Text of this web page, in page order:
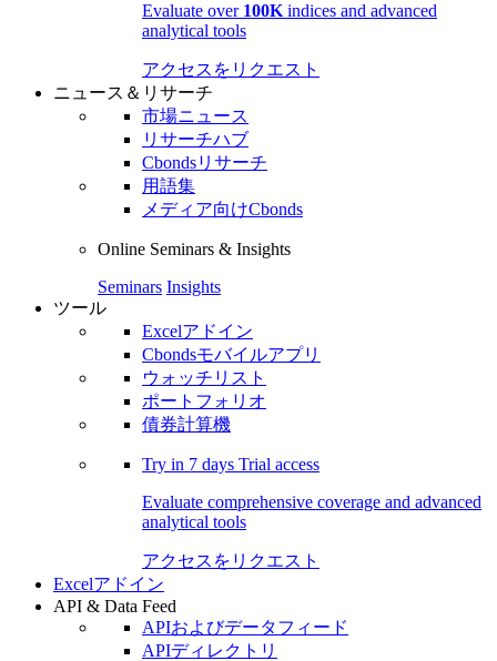
Evaluate over 100K indices and advanced
analytical tools
アクセスをリクエスト
ニュース＆リサーチ
市場ニュース
リサーチハブ
Cbondsリサーチ
用語集
メディア向けCbonds
Online Seminars & Insights
Seminars Insights
ツール
Excelアドイン
Cbondsモバイルアプリ
ウォッチリスト
ポートフォリオ
債券計算機
Try in 7 days Trial access
Evaluate comprehensive coverage and advanced
analytical tools
アクセスをリクエスト
Excelアドイン
API & Data Feed
APIおよびデータフィード
APIディレクトリ